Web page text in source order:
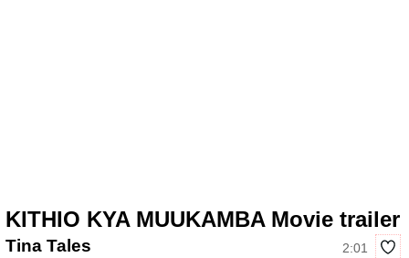
KITHIO KYA MUUKAMBA Movie trailer
2:01
Tina Tales